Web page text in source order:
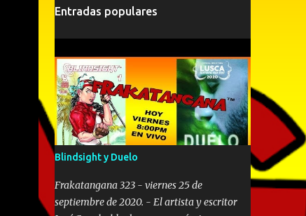
Entradas populares
Blindsight y Duelo
Frakatangana 323 - viernes 25 de
septiembre de 2020. - El artista y escritor